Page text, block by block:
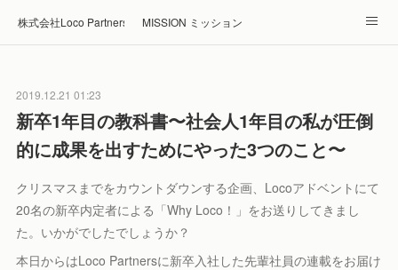
株式会社Loco Partners 🏠HomeMISSION ミッション
Blog ブログ ホテル・旅館の宿泊予約はRelux
2019.12.21 01:23
新卒1年目の教科書〜社会人1年目の私が圧倒
的に成果を出すためにやった3つのこと〜
クリスマスまでをカウントダウンする企画、Locoアドベントにて
20名の新卒内定者による「Why Loco！」をお送りしてきまし
た。いかがでしたでしょうか？
本日からはLoco Partnersに新卒入社した先輩社員の連載をお届け